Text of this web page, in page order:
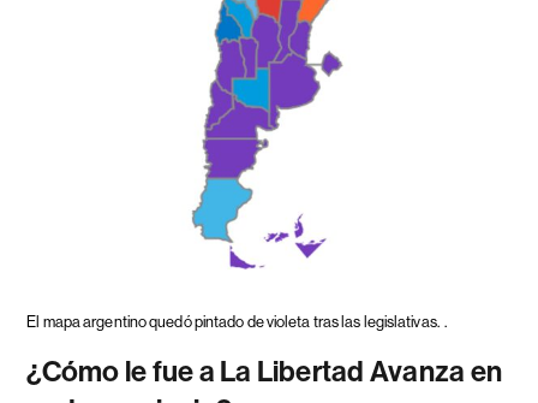
El mapa argentino quedó pintado de violeta tras las legislativas. .
¿Cómo le fue a La Libertad Avanza en